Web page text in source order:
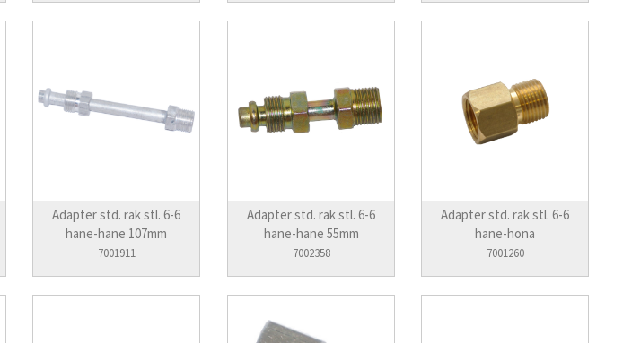
Adapter std. rak stl. 6-6
hane-hane 107mm
7001911
Adapter std. rak stl. 6-6
hane-hane 55mm
7002358
Adapter std. rak stl. 6-6
hane-hona
7001260